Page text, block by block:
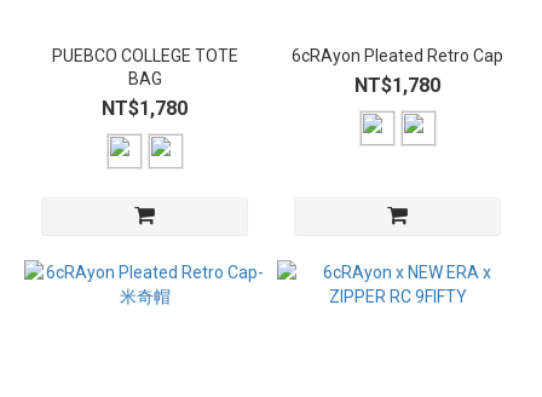
PUEBCO COLLEGE TOTE
BAG
NT$1,780
6cRAyon Pleated Retro Cap
NT$1,780